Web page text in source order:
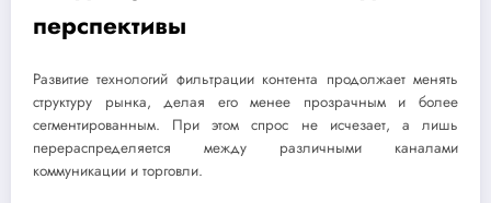
перспективы
Развитие технологий фильтрации контента продолжает менять
структуру рынка, делая его менее прозрачным и более
сегментированным. При этом спрос не исчезает, а лишь
перераспределяется между различными каналами
коммуникации и торговли.